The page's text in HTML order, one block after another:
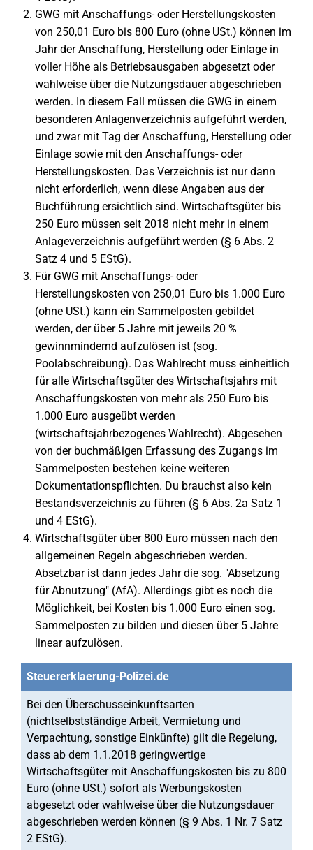
GWG mit Anschaffungs- oder Herstellungskosten
von 250,01 Euro bis 800 Euro (ohne USt.) können im
Jahr der Anschaffung, Herstellung oder Einlage in
voller Höhe als Betriebsausgaben abgesetzt oder
wahlweise über die Nutzungsdauer abgeschrieben
werden. In diesem Fall müssen die GWG in einem
besonderen Anlagenverzeichnis aufgeführt werden,
und zwar mit Tag der Anschaffung, Herstellung oder
Einlage sowie mit den Anschaffungs- oder
Herstellungskosten. Das Verzeichnis ist nur dann
nicht erforderlich, wenn diese Angaben aus der
Buchführung ersichtlich sind. Wirtschaftsgüter bis
250 Euro müssen seit 2018 nicht mehr in einem
Anlageverzeichnis aufgeführt werden (§ 6 Abs. 2
Satz 4 und 5 EStG).
Für GWG mit Anschaffungs- oder
Herstellungskosten von 250,01 Euro bis 1.000 Euro
(ohne USt.) kann ein Sammelposten gebildet
werden, der über 5 Jahre mit jeweils 20 %
gewinnmindernd aufzulösen ist (sog.
Poolabschreibung). Das Wahlrecht muss einheitlich
für alle Wirtschaftsgüter des Wirtschaftsjahrs mit
Anschaffungskosten von mehr als 250 Euro bis
1.000 Euro ausgeübt werden
(wirtschaftsjahrbezogenes Wahlrecht). Abgesehen
von der buchmäßigen Erfassung des Zugangs im
Sammelposten bestehen keine weiteren
Dokumentationspflichten. Du brauchst also kein
Bestandsverzeichnis zu führen (§ 6 Abs. 2a Satz 1
und 4 EStG).
Wirtschaftsgüter über 800 Euro müssen nach den
allgemeinen Regeln abgeschrieben werden.
Absetzbar ist dann jedes Jahr die sog. "Absetzung
für Abnutzung" (AfA). Allerdings gibt es noch die
Möglichkeit, bei Kosten bis 1.000 Euro einen sog.
Sammelposten zu bilden und diesen über 5 Jahre
linear aufzulösen.
Steuererklaerung-Polizei.de
Bei den Überschusseinkunftsarten
(nichtselbstständige Arbeit, Vermietung und
Verpachtung, sonstige Einkünfte) gilt die Regelung,
dass ab dem 1.1.2018 geringwertige
Wirtschaftsgüter mit Anschaffungskosten bis zu 800
Euro (ohne USt.) sofort als Werbungskosten
abgesetzt oder wahlweise über die Nutzungsdauer
abgeschrieben werden können (§ 9 Abs. 1 Nr. 7 Satz
2 EStG).